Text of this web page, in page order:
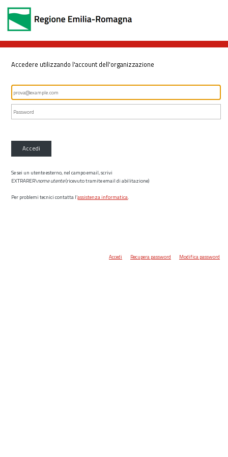
Accedere utilizzando l'account dell'organizzazione
Accedi
Se sei un utente esterno, nel campo email, scrivi
EXTRARER\nome utente(ricevuto tramite email di abilitazione)
Per problemi tecnici contatta l’assistenza informatica.
Accedi Recupera password Modifica password